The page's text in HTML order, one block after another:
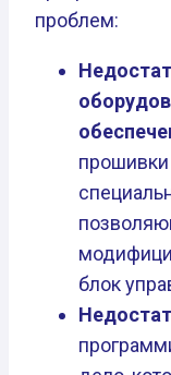
проблем:
блок